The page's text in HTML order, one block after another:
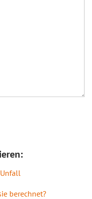
berechnet?